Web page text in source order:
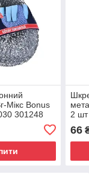
Мікс Bonus
301248
2
66